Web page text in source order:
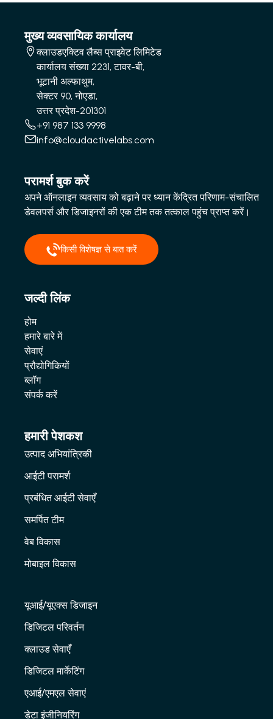
मुख्य व्यवसायिक कार्यालय
क्लाउडएक्टिव लैब्स प्राइवेट लिमिटेड
कार्यालय संख्या 2231, टावर-बी,
भूटानी अल्फाथुम,
सेक्टर 90, नोएडा,
उत्तर प्रदेश-201301
+91 987 133 9998
info@cloudactivelabs.com
परामर्श बुक करें
अपने ऑनलाइन व्यवसाय को बढ़ाने पर ध्यान केंद्रित परिणाम-संचालित
डेवलपर्स और डिजाइनरों की एक टीम तक तत्काल पहुंच प्राप्त करें।
किसी विशेषज्ञ से बात करें
जल्दी लिंक
होम
हमारे बारे में
सेवाएं
प्रौद्योगिकियों
ब्लॉग
संपर्क करें
हमारी पेशकश
उत्पाद अभियांत्रिकी
आईटी परामर्श
प्रबंधित आईटी सेवाएँ
समर्पित टीम
वेब विकास
मोबाइल विकास
यूआई/यूएक्स डिजाइन
डिजिटल परिवर्तन
क्लाउड सेवाएँ
डिजिटल मार्केटिंग
एआई/एमएल सेवाएं
डेटा इंजीनियरिंग